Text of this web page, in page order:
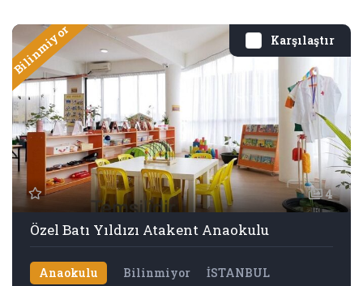
Karşılaştır
Bilinmiyor
4
Özel Batı Yıldızı Atakent Anaokulu
Anaokulu Bilinmiyor İSTANBUL